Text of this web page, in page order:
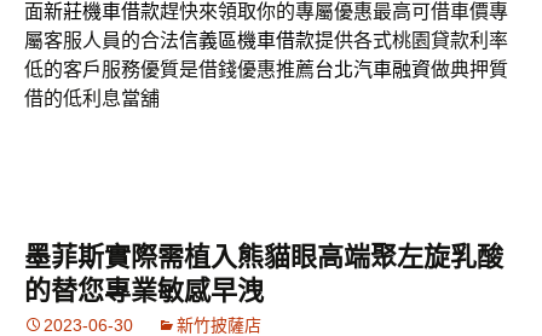
面新莊機車借款趕快來領取你的專屬優惠最高可借車價專
屬客服人員的合法信義區機車借款提供各式桃園貸款利率
低的客戶服務優質是借錢優惠推薦台北汽車融資做典押質
借的低利息當舖
墨菲斯實際需植入熊貓眼高端聚左旋乳酸
的替您專業敏感早洩
2023-06-30 新竹披薩店